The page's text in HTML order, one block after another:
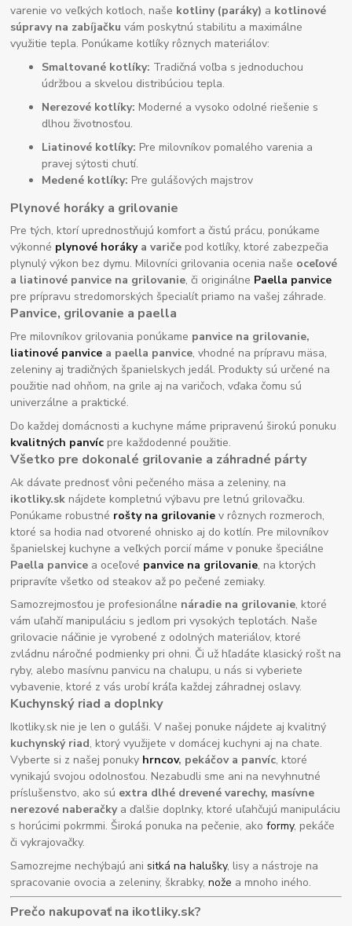
varenie vo veľkých kotloch, naše kotliny (paráky) a kotlinové
súpravy na zabíjačku vám poskytnú stabilitu a maximálne
využitie tepla. Ponúkame kotlíky rôznych materiálov:
Smaltované kotlíky: Tradičná voľba s jednoduchou
údržbou a skvelou distribúciou tepla.
Nerezové kotlíky: Moderné a vysoko odolné riešenie s
dlhou životnosťou.
Liatinové kotlíky: Pre milovníkov pomalého varenia a
pravej sýtosti chutí.
Medené kotlíky: Pre gulášových majstrov
Plynové horáky a grilovanie
Pre tých, ktorí uprednostňujú komfort a čistú prácu, ponúkame
výkonné plynové horákya variče pod kotlíky, ktoré zabezpečia
plynulý výkon bez dymu. Milovníci grilovania ocenia naše oceľové
a liatinové panvice na grilovanie, či originálne Paella panvice
pre prípravu stredomorských špecialít priamo na vašej záhrade.
Panvice, grilovanie a paella
Pre milovníkov grilovania ponúkame panvice na grilovanie,
liatinové panvice a paella panvice, vhodné na prípravu mäsa,
zeleniny aj tradičných španielskych jedál. Produkty sú určené na
použitie nad ohňom, na grile aj na varičoch, vďaka čomu sú
univerzálne a praktické.
Do každej domácnosti a kuchyne máme pripravenú širokú ponuku
kvalitných panvíc pre každodenné použitie.
Všetko pre dokonalé grilovanie a záhradné párty
Ak dávate prednosť vôni pečeného mäsa a zeleniny, na
ikotliky.sk nájdete kompletnú výbavu pre letnú grilovačku.
Ponúkame robustné rošty na grilovanie v rôznych rozmeroch,
ktoré sa hodia nad otvorené ohnisko aj do kotlín. Pre milovníkov
španielskej kuchyne a veľkých porcií máme v ponuke špeciálne
Paella panvice a oceľové panvice na grilovanie, na ktorých
pripravíte všetko od steakov až po pečené zemiaky.
Samozrejmosťou je profesionálne náradie na grilovanie, ktoré
vám uľahčí manipuláciu s jedlom pri vysokých teplotách. Naše
grilovacie náčinie je vyrobené z odolných materiálov, ktoré
zvládnu náročné podmienky pri ohni. Či už hľadáte klasický rošt na
ryby, alebo masívnu panvicu na chalupu, u nás si vyberiete
vybavenie, ktoré z vás urobí kráľa každej záhradnej oslavy.
Kuchynský riad a doplnky
Ikotliky.sk nie je len o guláši. V našej ponuke nájdete aj kvalitný
kuchynský riad, ktorý využijete v domácej kuchyni aj na chate.
Vyberte si z našej ponuky hrncov, pekáčov a panvíc, ktoré
vynikajú svojou odolnosťou. Nezabudli sme ani na nevyhnutné
príslušenstvo, ako sú extra dlhé drevené varechy, masívne
nerezové naberačkya ďalšie doplnky, ktoré uľahčujú manipuláciu
s horúcimi pokrmmi. Široká ponuka na pečenie, akoformy, pekáče
či vykrajovačky.
Samozrejme nechýbajú anisitká na halušky, lisy a nástroje na
spracovanie ovocia a zeleniny, škrabky,nože a mnoho iného.
Prečo nakupovať na ikotliky.sk?